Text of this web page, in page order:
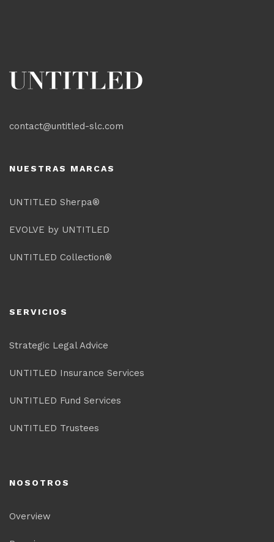
contact@untitled-slc.com
NUESTRAS MARCAS
UNTITLED Sherpa®
EVOLVE by UNTITLED
UNTITLED Collection®
SERVICIOS
Strategic Legal Advice
UNTITLED Insurance Services
UNTITLED Fund Services
UNTITLED Trustees
NOSOTROS
Overview